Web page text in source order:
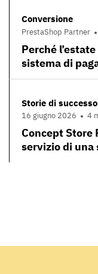
Conversione
PrestaShop Partner
Perché
sistema di
Storie di successo
16 giugno 2026 4
Concept Store
servizio di una